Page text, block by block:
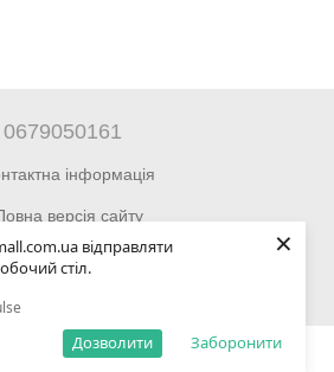
відправляти
стіл.
Заборонити
Дозволити
×
0679050161
інформація
версія сайту
магазин Kidmall.com.ua для дітей та
з Хорошоп